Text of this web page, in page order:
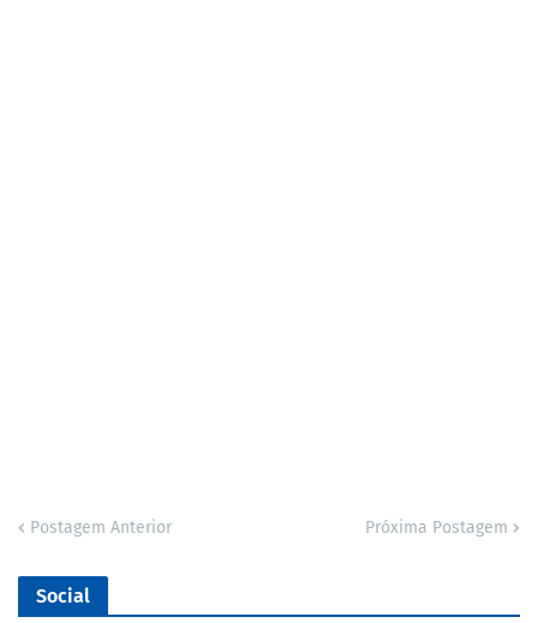
Postagem Anterior Próxima Postagem
Social